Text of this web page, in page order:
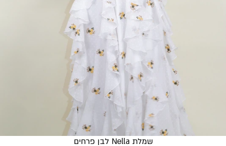
שמלת Nella לבן פרחים